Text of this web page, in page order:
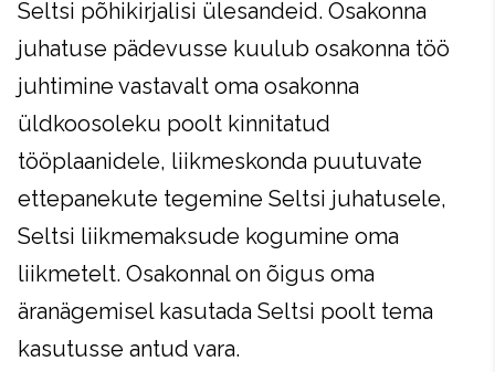
Seltsi põhikirjalisi ülesandeid. Osakonna
juhatuse pädevusse kuulub osakonna töö
juhtimine vastavalt oma osakonna
üldkoosoleku poolt kinnitatud
tööplaanidele, liikmeskonda puutuvate
ettepanekute tegemine Seltsi juhatusele,
Seltsi liikmemaksude kogumine oma
liikmetelt. Osakonnal on õigus oma
äranägemisel kasutada Seltsi poolt tema
kasutusse antud vara.